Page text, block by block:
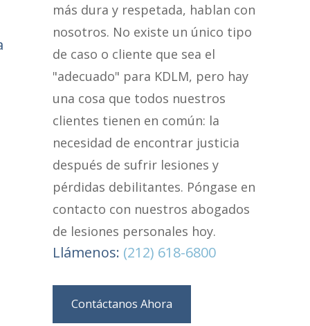
más dura y respetada, hablan con
nosotros. No existe un único tipo
de caso o cliente que sea el
"adecuado" para KDLM, pero hay
una cosa que todos nuestros
clientes tienen en común: la
necesidad de encontrar justicia
después de sufrir lesiones y
pérdidas debilitantes. Póngase en
contacto con nuestros abogados
de lesiones personales hoy.
Llámenos: (212) 618-6800
Contáctanos Ahora